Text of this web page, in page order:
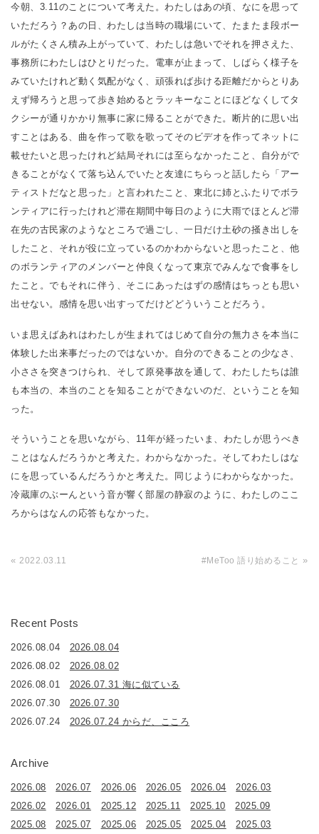
今朝、3.11のことについて考えた。わたしはあの頃、なにを思って
いただろう？あの日、わたしは当時の職場にいて、たまたま段ボー
ルがたくさん積み上がっていて、わたしは急いでそれを押さえた、
事務所にわたしはひとりだった。電車が止まって、しばらく様子を
みていたけれど動く気配がなく、頑張れば歩ける距離だからとりあ
えず帰ろうと思って歩き始めるとラッキーなことにほどなくしてタ
クシーが通りかかり無事に家に帰ることができた。断片的に思い出
すことはある、曲を作って歌を歌ってそのビデオを作ってネットに
載せたいと思ったけれど結局それには至らなかったこと、自分がで
きることがなくて落ち込んでいたと友達にちらっと話したら「アー
ティストだなと思った」と言われたこと、東北に姉とふたりでボラ
ンティアに行ったけれど滞在期間中毎日のように大雨でほとんど滞
在先の古民家のようなところで過ごし、一日だけ土砂の掻き出しを
したこと、それが役に立っているのかわからないと思ったこと、他
のボランティアのメンバーと仲良くなって東京でみんなで食事をし
たこと。でもそれに伴う、そこにあったはずの感情はちっとも思い
出せない。感情を思い出すってだけどどういうことだろう。
いま思えばあれはわたしが生まれてはじめて自分の無力さを本当に
体験した出来事だったのではないか。自分のできることの少なさ、
小ささを突きつけられ、そして原発事故を通して、わたしたちは誰
も本当の、本当のことを知ることができないのだ、ということを知
った。
そういうことを思いながら、11年が経ったいま、わたしが思うべき
ことはなんだろうかと考えた。わからなかった。そしてわたしはな
にを思っているんだろうかと考えた。同じようにわからなかった。
冷蔵庫のぶーんという音が響く部屋の静寂のように、わたしのここ
ろからはなんの応答もなかった。
«2022.03.11 #MeToo 語り始めること »
Recent Posts
2026.08.04
2026.08.04
2026.08.02
2026.08.02
2026.08.01
2026.07.31 海に似ている
2026.07.30
2026.07.30
2026.07.24
2026.07.24 からだ、こころ
Archive
2026.08 2026.07 2026.06 2026.05 2026.04
2026.03
2026.02
2026.01 2025.12 2025.11 2025.10
2025.09
2025.08
2025.07 2025.06 2025.05 2025.04 2025.03